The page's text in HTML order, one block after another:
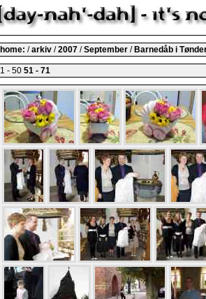
home: /arkiv /2007 /September / Barnedåb i
1 - 50 51 - 71